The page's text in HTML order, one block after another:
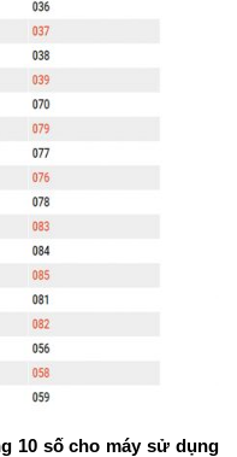
10 số cho máy sử dụng